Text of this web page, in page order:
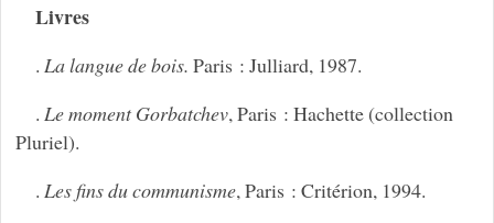
Livres
. La langue de bois. Paris : Julliard, 1987.
. Le moment Gorbatchev, Paris : Hachette (collection
Pluriel).
. Les fins du communisme, Paris : Critérion, 1994.